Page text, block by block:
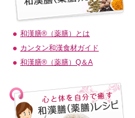
和漢膳®（薬膳）とは
カンタン和漢食材ガイド
和漢膳®（薬膳）Q＆A